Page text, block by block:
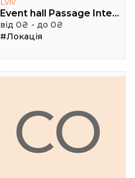
Event hall Passage Interdit
від 0₴ - до 0₴
#Локація
CO